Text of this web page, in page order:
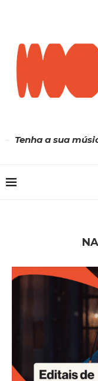
Tenha a sua